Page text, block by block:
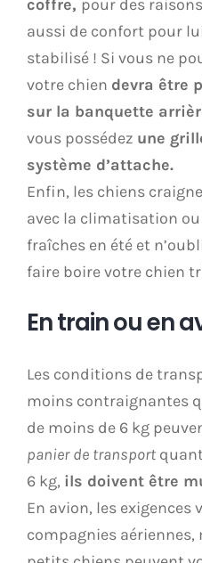
coffre, pour des
aussi de confort pour
stabilisé ! Si vous ne
votre chien devra être
sur la banquette
vous possédez une
système d’attache.
Enfin, les chiens
avec la climatisation
fraîches en été et
faire boire votre chien
En train ou en
Les conditions de
moins contraignantes
de moins de 6 kg
panier de transport
6 kg, ils doivent être
En avion, les
compagnies